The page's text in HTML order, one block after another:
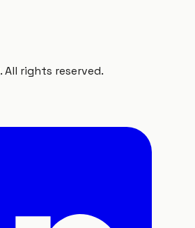
. All rights reserved.